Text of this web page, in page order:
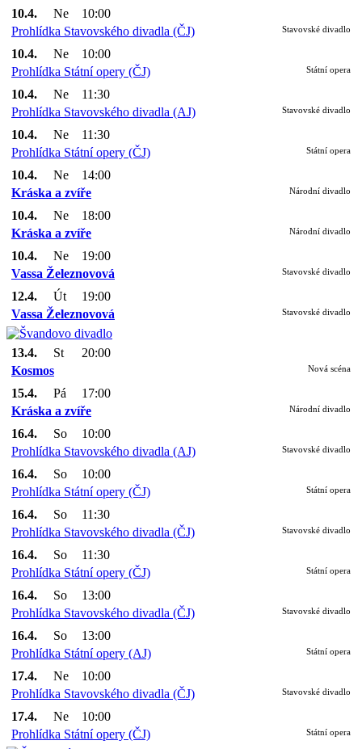
10.4. Ne
10:00
Prohlídka Stavovského divadla (ČJ)
Stavovské divadlo
10.4. Ne
10:00
Prohlídka Státní opery (ČJ)
Státní opera
10.4. Ne
11:30
Prohlídka Stavovského divadla (AJ)
Stavovské divadlo
10.4. Ne
11:30
Prohlídka Státní opery (ČJ)
Státní opera
10.4. Ne
14:00
Kráska a zvíře
Národní divadlo
10.4. Ne
18:00
Kráska a zvíře
Národní divadlo
10.4. Ne
19:00
Vassa Železnovová
Stavovské divadlo
12.4. Út
19:00
Vassa Železnovová
Stavovské divadlo
13.4. St
20:00
Kosmos
Nová scéna
15.4. Pá
17:00
Kráska a zvíře
Národní divadlo
16.4. So
10:00
Prohlídka Stavovského divadla (AJ)
Stavovské divadlo
16.4. So
10:00
Prohlídka Státní opery (ČJ)
Státní opera
16.4. So
11:30
Prohlídka Stavovského divadla (ČJ)
Stavovské divadlo
16.4. So
11:30
Prohlídka Státní opery (ČJ)
Státní opera
16.4. So
13:00
Prohlídka Stavovského divadla (ČJ)
Stavovské divadlo
16.4. So
13:00
Prohlídka Státní opery (AJ)
Státní opera
17.4. Ne
10:00
Prohlídka Stavovského divadla (ČJ)
Stavovské divadlo
17.4. Ne
10:00
Prohlídka Státní opery (ČJ)
Státní opera